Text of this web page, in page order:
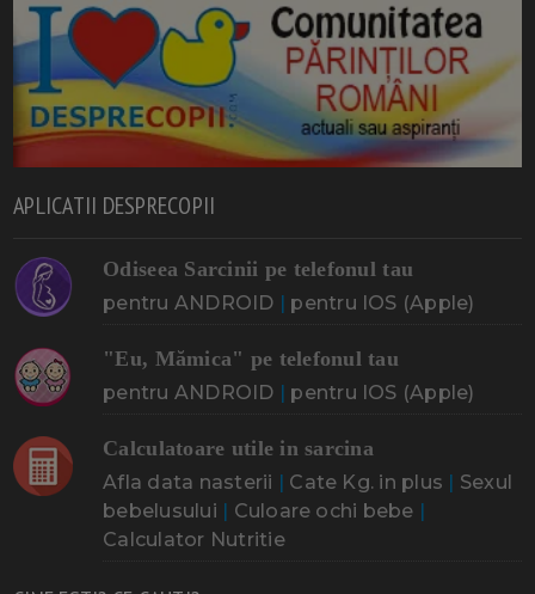
APLICATII DESPRECOPII
Odiseea Sarcinii pe telefonul tau
pentru ANDROID | pentru IOS (Apple)
"Eu, Mămica" pe telefonul tau
pentru ANDROID | pentru IOS (Apple)
Calculatoare utile in sarcina
Afla data nasterii | Cate Kg. in plus | Sexul
bebelusului | Culoare ochi bebe |
Calculator Nutritie